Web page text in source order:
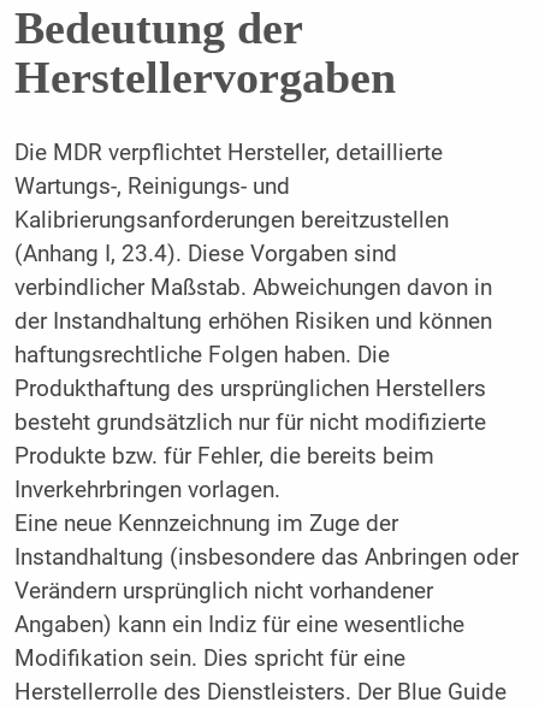
Bedeutung der
Herstellervorgaben
Die MDR verpflichtet Hersteller, detaillierte
Wartungs-, Reinigungs- und
Kalibrierungsanforderungen bereitzustellen
(Anhang I, 23.4). Diese Vorgaben sind
verbindlicher Maßstab. Abweichungen davon in
der Instandhaltung erhöhen Risiken und können
haftungsrechtliche Folgen haben. Die
Produkthaftung des ursprünglichen Herstellers
besteht grundsätzlich nur für nicht modifizierte
Produkte bzw. für Fehler, die bereits beim
Inverkehrbringen vorlagen.
Eine neue Kennzeichnung im Zuge der
Instandhaltung (insbesondere das Anbringen oder
Verändern ursprünglich nicht vorhandener
Angaben) kann ein Indiz für eine wesentliche
Modifikation sein. Dies spricht für eine
Herstellerrolle des Dienstleisters. Der Blue Guide